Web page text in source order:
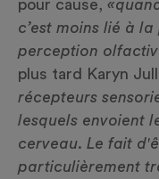
pour cause,
c’est moins lié à
perception
plus tard Karyn
récepteurs
lesquels envoient
cerveau. Le fait
particulièrement